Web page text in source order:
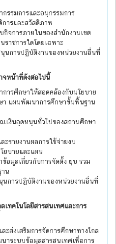
กรรมการและอนุกรรมการ
การและสวัสดิภาพ
จการภายในของสำนักงานเขต
าชการใดโดยเฉพาะ
การปฏิบัติงานของหน่วยงานอื่นที่
จหน้าที่ดังต่อไปนี้
ารศึกษาให้สอดคล้องกับนโยบาย
า แผนพัฒนาการศึกษาขั้นพื้นฐาน
เงินอุดหนุนทั่วไปของสถานศึกษา
ะรายงานผลการใช้จ่ายงบ
ยบายและแผน
ข้อมูลเกี่ยวกับการจัดตั้ง ยุบ รวม
น
การปฏิบัติงานของหน่วยงานอื่นที่
เทคโนโลยีสารสนเทศและการ
าที่ดังต่อไปนี้
ะส่งเสริมการจัดการศึกษาทางไกล
าระบบข้อมูลสารสนเทศเพื่อการ